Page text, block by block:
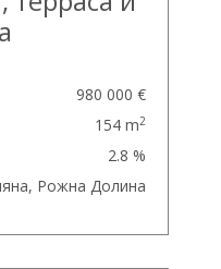
980 000 €
154 m2
2.8 %
Рожна Долина